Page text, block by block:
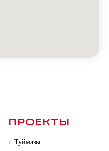
ПРОЕКТЫ
г. Туймазы